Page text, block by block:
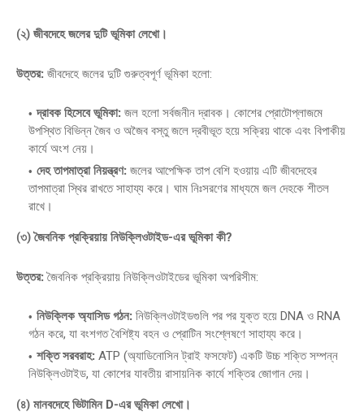
(২) জীবদেহে জলের দুটি ভূমিকা লেখো।
উত্তর: জীবদেহে জলের দুটি গুরুত্বপূর্ণ ভূমিকা হলো:
দ্রাবক হিসেবে ভূমিকা: জল হলো সর্বজনীন দ্রাবক। কোশের প্রোটোপ্লাজমে
উপস্থিত বিভিন্ন জৈব ও অজৈব বস্তু জলে দ্রবীভূত হয়ে সক্রিয় থাকে এবং বিপাকীয়
কার্যে অংশ নেয়।
দেহ তাপমাত্রা নিয়ন্ত্রণ: জলের আপেক্ষিক তাপ বেশি হওয়ায় এটি জীবদেহের
তাপমাত্রা স্থির রাখতে সাহায্য করে। ঘাম নিঃসরণের মাধ্যমে জল দেহকে শীতল
রাখে।
(৩) জৈবনিক প্রক্রিয়ায় নিউক্লিওটাইড-এর ভূমিকা কী?
উত্তর:জৈবনিক প্রক্রিয়ায় নিউক্লিওটাইডের ভূমিকা অপরিসীম:
নিউক্লিক অ্যাসিড গঠন: নিউক্লিওটাইডগুলি পর পর যুক্ত হয়ে DNA ও RNA
গঠন করে, যা বংশগত বৈশিষ্ট্য বহন ও প্রোটিন সংশ্লেষণে সাহায্য করে।
শক্তি সরবরাহ: ATP (অ্যাডিনোসিন ট্রাই ফসফেট) একটি উচ্চ শক্তি সম্পন্ন
নিউক্লিওটাইড, যা কোশের যাবতীয় রাসায়নিক কার্যে শক্তির জোগান দেয়।
(৪) মানবদেহে ভিটামিন D-এর ভূমিকা লেখো।